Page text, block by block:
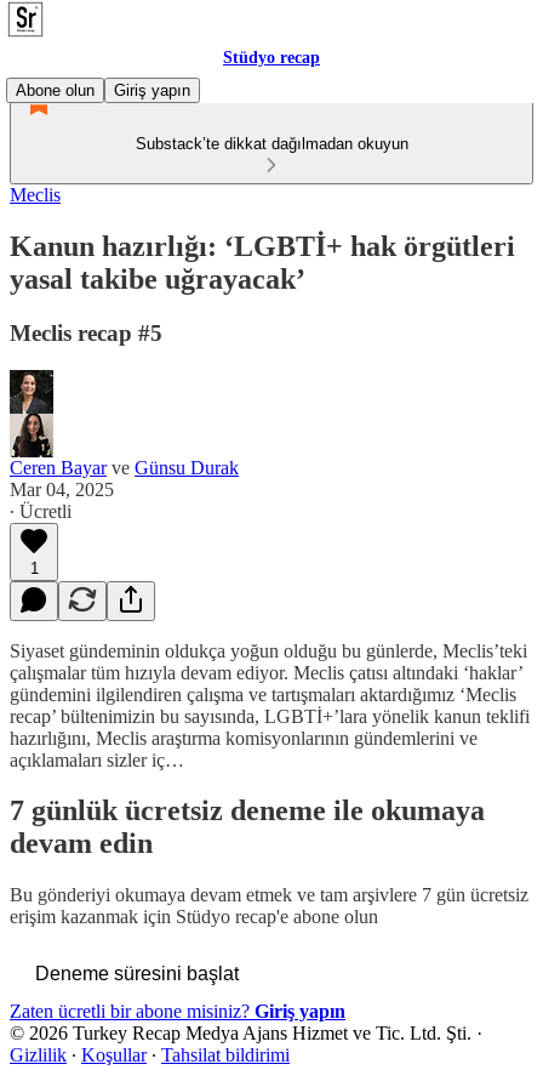
Stüdyo recap
Abone olun
Giriş yapın
Substack’te dikkat dağılmadan okuyun
Meclis
Kanun hazırlığı: ‘LGBTİ+ hak örgütleri
yasal takibe uğrayacak’
Meclis recap #5
Ceren Bayarve Günsu Durak
Mar 04, 2025
∙ Ücretli
1
Siyaset gündeminin oldukça yoğun olduğu bu günlerde, Meclis’teki
çalışmalar tüm hızıyla devam ediyor. Meclis çatısı altındaki ‘haklar’
gündemini ilgilendiren çalışma ve tartışmaları aktardığımız ‘Meclis
recap’ bültenimizin bu sayısında, LGBTİ+’lara yönelik kanun teklifi
hazırlığını, Meclis araştırma komisyonlarının gündemlerini ve
açıklamaları sizler iç…
7 günlük ücretsiz deneme ile okumaya
devam edin
Bu gönderiyi okumaya devam etmek ve tam arşivlere 7 gün ücretsiz
erişim kazanmak için Stüdyo recap'e abone olun
Deneme süresini başlat
Zaten ücretli bir abone misiniz? Giriş yapın
© 2026 Turkey Recap Medya Ajans Hizmet ve Tic. Ltd. Şti. ·
Gizlilik ∙ Koşullar∙ Tahsilat bildirimi